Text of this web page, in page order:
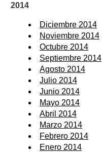
2014
Diciembre 2014
Noviembre 2014
Octubre 2014
Septiembre 2014
Agosto 2014
Julio 2014
Junio 2014
Mayo 2014
Abril 2014
Marzo 2014
Febrero 2014
Enero 2014